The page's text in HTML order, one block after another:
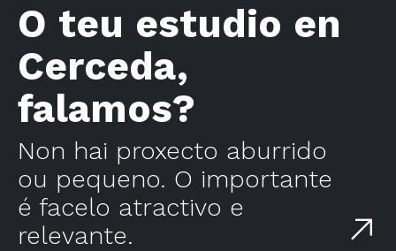
O teu estudio en
Cerceda,
falamos?
Non hai proxecto aburrido
ou pequeno. O importante
é facelo atractivo e
relevante.